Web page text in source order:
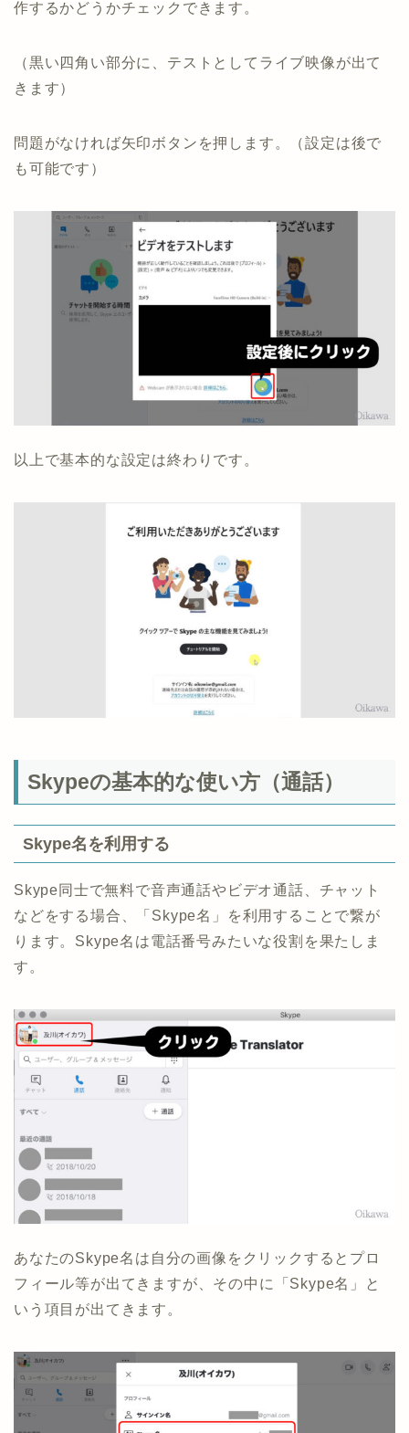
作するかどうかチェックできます。
（黒い四角い部分に、テストとしてライブ映像が出て
きます）
問題がなければ矢印ボタンを押します。（設定は後で
も可能です）
以上で基本的な設定は終わりです。
Skypeの基本的な使い方（通話）
Skype名を利用する
Skype同士で無料で音声通話やビデオ通話、チャット
などをする場合、「Skype名」を利用することで繋が
ります。Skype名は電話番号みたいな役割を果たしま
す。
あなたのSkype名は自分の画像をクリックするとプロ
フィール等が出てきますが、その中に「Skype名」と
いう項目が出てきます。